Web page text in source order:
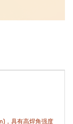
，具有高焊角强度